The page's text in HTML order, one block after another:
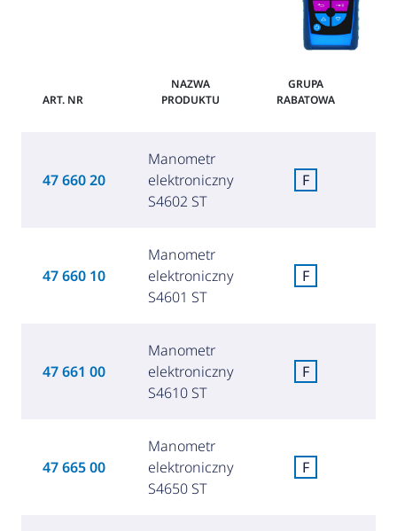
ART. NR
NAZWA
PRODUKTU
GRUPA
RABATOWA
47 660 20
Manometr
elektroniczny
S4602 ST
F
47 660 10
Manometr
elektroniczny
S4601 ST
F
47 661 00
Manometr
elektroniczny
S4610 ST
F
47 665 00
Manometr
elektroniczny
S4650 ST
F